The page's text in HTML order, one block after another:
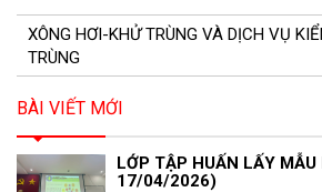
XÔNG HƠI-KHỬ TRÙNG VÀ DỊCH VỤ
TRÙNG
BÀI VIẾT MỚI
LỚP TẬP HUẤN LẤY
17/04/2026)